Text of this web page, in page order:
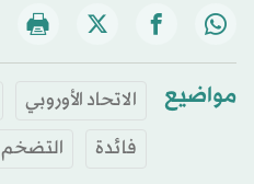
مواضيع الاتحاد الأوروبي
فائدة
التضخم